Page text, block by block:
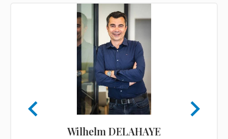
Wilhelm DELAHAYE